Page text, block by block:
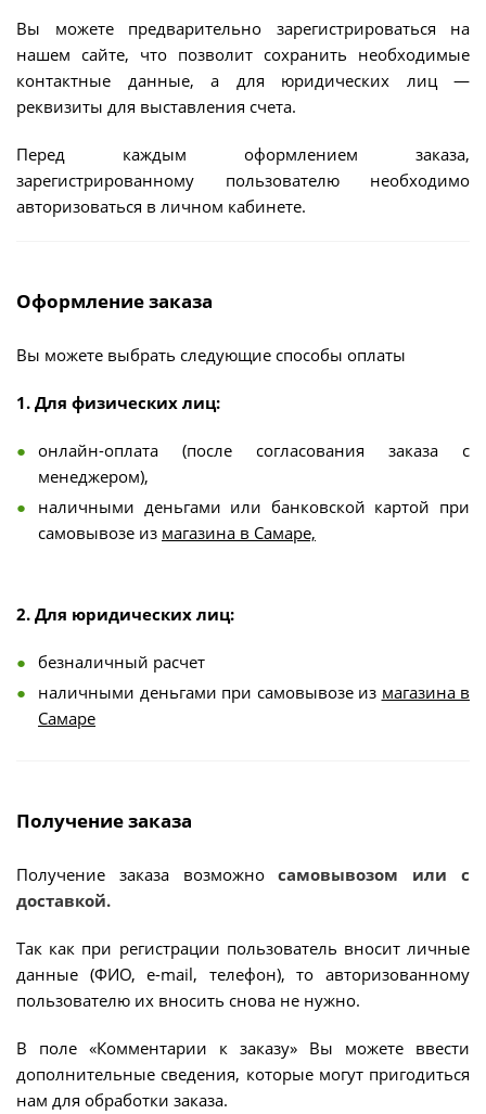
Вы можете предварительно зарегистрироваться на
нашем сайте, что позволит сохранить необходимые
контактные данные, а для юридических лиц —
реквизиты для выставления счета.
Перед каждым оформлением заказа,
зарегистрированному пользователю необходимо
авторизоваться в личном кабинете.
Оформление заказа
Вы можете выбрать следующие способы оплаты
1. Для физических лиц:
онлайн-оплата (после согласования заказа с
менеджером),
наличными деньгами или банковской картой при
самовывозе из магазина в Самаре,
2. Для юридических лиц:
безналичный расчет
наличными деньгами при самовывозе из магазина в
Самаре
Получение заказа
Получение заказа возможносамовывозом или с
доставкой.
Так как при регистрации пользователь вносит личные
данные (ФИО, e-mail, телефон), то авторизованному
пользователю их вносить снова не нужно.
В поле «Комментарии к заказу» Вы можете ввести
дополнительные сведения, которые могут пригодиться
нам для обработки заказа.